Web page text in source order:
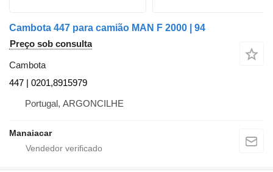
Cambota 447 para camião MAN F 2000 | 94
Preço sob consulta
Cambota
447 | 0201,8915979
Portugal, ARGONCILHE
Manaiacar